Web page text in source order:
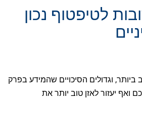
לטיפטוף נכון
ביותר, וגדולים הסיכויים שהמידע בפרק
ואף יעזור לאזן טוב יותר את